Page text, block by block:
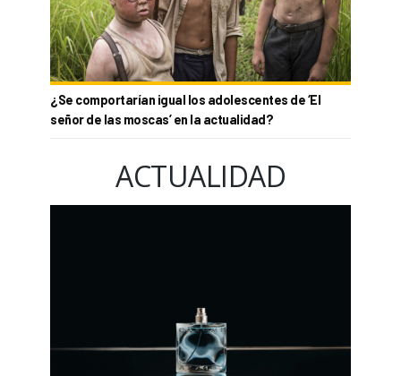
¿Se comportarían igual los adolescentes de ‘El
señor de las moscas’ en la actualidad?
ACTUALIDAD